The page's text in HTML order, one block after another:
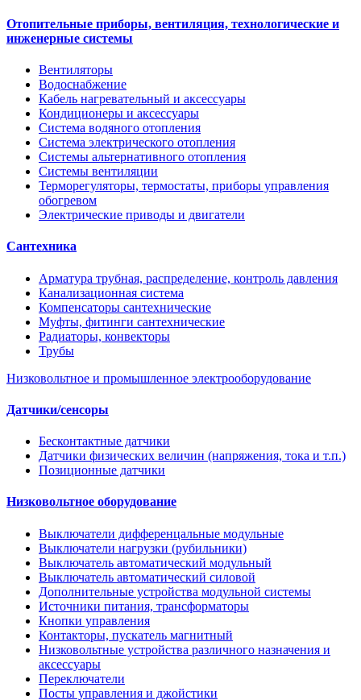
Отопительные приборы, вентиляция, технологические и
инженерные системы
Вентиляторы
Водоснабжение
Кабель нагревательный и аксессуары
Кондиционеры и аксессуары
Система водяного отопления
Система электрического отопления
Системы альтернативного отопления
Системы вентиляции
Терморегуляторы, термостаты, приборы управления
обогревом
Электрические приводы и двигатели
Сантехника
Арматура трубная, распределение, контроль давления
Канализационная система
Компенсаторы сантехнические
Муфты, фитинги сантехнические
Радиаторы, конвекторы
Трубы
Низковольтное и промышленное электрооборудование
Датчики/сенсоры
Бесконтактные датчики
Датчики физических величин (напряжения, тока и т.п.)
Позиционные датчики
Низковольтное оборудование
Выключатели дифференцальные модульные
Выключатели нагрузки (рубильники)
Выключатель автоматический модульный
Выключатель автоматический силовой
Дополнительные устройства модульной системы
Источники питания, трансформаторы
Кнопки управления
Контакторы, пускатель магнитный
Низковольтные устройства различного назначения и
аксессуары
Переключатели
Посты управления и джойстики